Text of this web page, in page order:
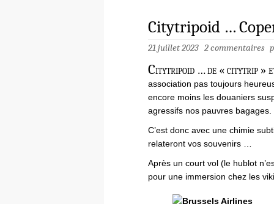
Citytripoid …
21 juillet 2023 2 commentaires
Citytripoid … de « citytrip »
association pas toujours
encore moins les douaniers
agressifs nos pauvres bagages.
C’est donc avec une chimie
relateront vos souvenirs …
Après un court vol (le hublot
pour une immersion chez les